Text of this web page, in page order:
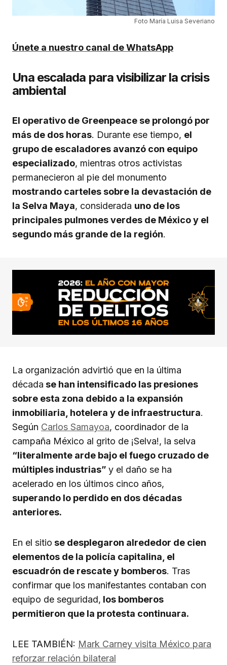
Foto María Luisa Severiano
Únete a nuestro canal de WhatsApp
Una escalada para visibilizar la crisis
ambiental
El operativo de Greenpeace se prolongó por
más de dos horas. Durante ese tiempo, el
grupo de escaladores avanzó con equipo
especializado, mientras otros activistas
permanecieron al pie del monumento
mostrando carteles sobre la devastación de
la Selva Maya, considerada uno de los
principales pulmones verdes de México y el
segundo más grande de la región.
La organización advirtió que en la última
década se han intensificado las presiones
sobre esta zona debido a la expansión
inmobiliaria, hotelera y de infraestructura.
Según Carlos Samayoa, coordinador de la
campaña México al grito de ¡Selva!, la selva
“literalmente arde bajo el fuego cruzado de
múltiples industrias” y el daño se ha
acelerado en los últimos cinco años,
superando lo perdido en dos décadas
anteriores.
En el sitio se desplegaron alrededor de cien
elementos de la policía capitalina, el
escuadrón de rescate y bomberos. Tras
confirmar que los manifestantes contaban con
equipo de seguridad, los bomberos
permitieron que la protesta continuara.
LEE TAMBIÉN: Mark Carney visita México para
reforzar relación bilateral